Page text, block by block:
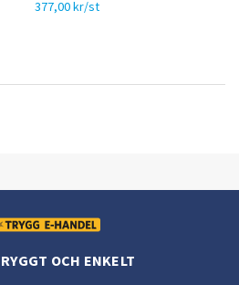
377,00 kr/st
OCH ENKELT